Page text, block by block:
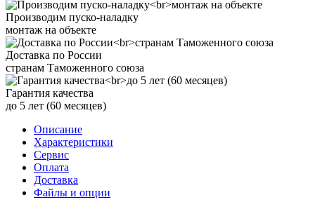
Производим пуско-наладку
монтаж на объекте
Доставка по России
странам Таможенного союза
Гарантия качества
до 5 лет (60 месяцев)
Описание
Характеристики
Сервис
Оплата
Доставка
Файлы и опции